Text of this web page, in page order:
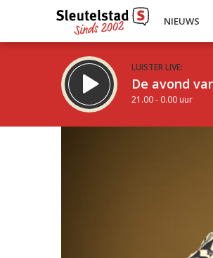
NIEUWS
LUISTER LIVE:
De avond
21.00 - 0.00 uur